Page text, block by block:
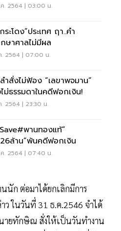
. 2564 | 03:00 น.
ระโดง”ประเทศ ฤา..คำ
ษาศาลไม่มีผล
. 2564 | 07:00 น.
ำสั่งไม่ฟ้อง “เลขาพจมาน”
ไม่ธรรมดาในคดีฟอกเงิน!
. 2564 | 23:30 น.
พานทองแท้”
26ล้าน”พ้นคดีฟอกเงิน
. 2564 | 07:40 น.
นนัก ต่อมาได้ยกเลิกมีการ
ว ในวันที่ 31 ธ.ค.2546 จำได้
ายทักษิณ สั่งให้เป็นวันทำงาน